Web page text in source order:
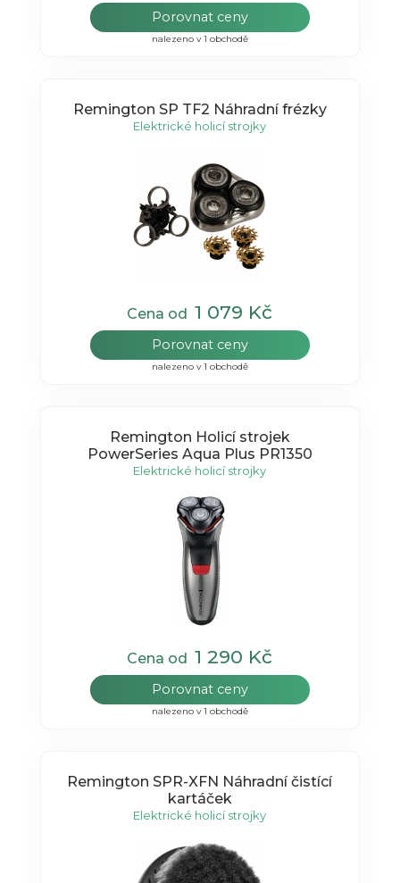
Porovnat ceny
nalezeno v 1 obchodě
Remington SP TF2 Náhradní frézky
Elektrické holicí strojky
Cena od1 079 Kč
Porovnat ceny
nalezeno v 1 obchodě
Remington Holicí strojek
PowerSeries Aqua Plus PR1350
Elektrické holicí strojky
Cena od1 290 Kč
Porovnat ceny
nalezeno v 1 obchodě
Remington SPR-XFN Náhradní čistící
kartáček
Elektrické holicí strojky